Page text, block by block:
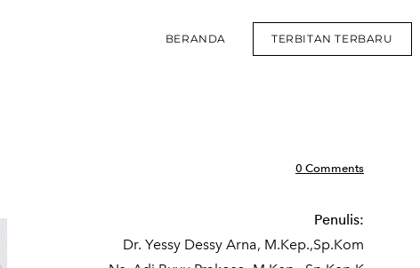
BERANDA TERBITAN TERBARU
0 Comments
Penulis:
Dr. Yessy Dessy Arna, M.Kep.,Sp.Kom